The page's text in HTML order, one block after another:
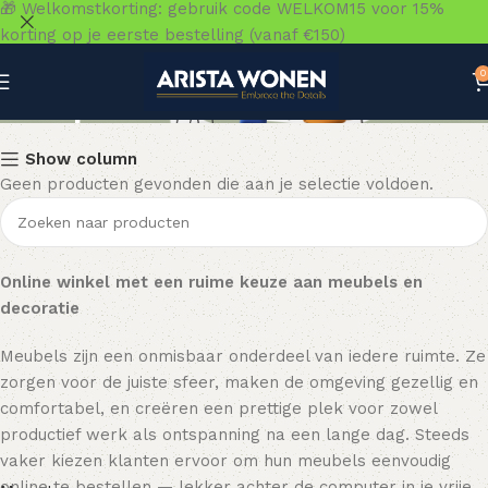
0
Klik pvc
Show column
Geen producten gevonden die aan je selectie voldoen.
Online winkel met een ruime keuze aan meubels en
decoratie
Meubels zijn een onmisbaar onderdeel van iedere ruimte. Ze
zorgen voor de juiste sfeer, maken de omgeving gezellig en
comfortabel, en creëren een prettige plek voor zowel
productief werk als ontspanning na een lange dag. Steeds
vaker kiezen klanten ervoor om hun meubels eenvoudig
🎁 Welkomstkorting: gebruik code WELKOM15 voor 15%
korting op je eerste bestelling (vanaf €150)